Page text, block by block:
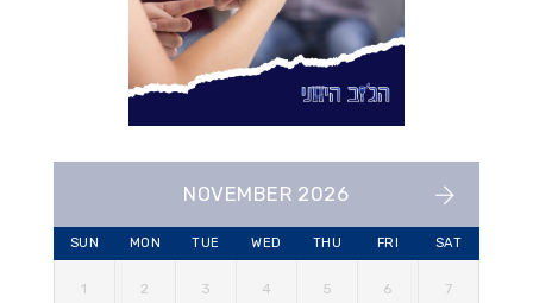
NOVEMBER 2026
SUN MON TUE WED THU FRI SAT
1 2 3 4 5 6 7